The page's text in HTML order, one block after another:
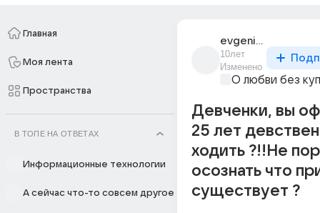
Главная
Моя лента
Пространства
В ТОПЕ НА ОТВЕТАХ
Информационные технологии
А сейчас что-то совсем другое
evgenii_9226
10лет
Изменено
О любви без
Девченки, вы
25 лет
ходить ?!!Не
осознать что
существует ?